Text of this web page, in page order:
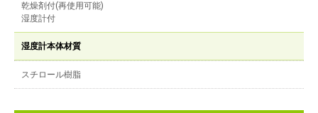
乾燥剤付(再使用可能)
湿度計付
湿度計本体材質
スチロール樹脂